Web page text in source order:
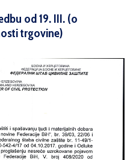
od 19. III. (o
trgovine)